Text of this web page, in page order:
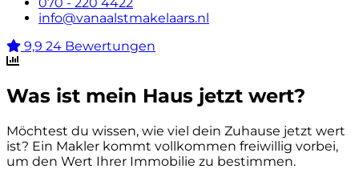
info@vanaalstmakelaars.nl
9,9 24 Bewertungen
Was ist mein Haus jetzt wert?
Möchtest du wissen, wie viel dein Zuhause jetzt wert
ist? Ein Makler kommt vollkommen freiwillig vorbei,
um den Wert Ihrer Immobilie zu bestimmen.